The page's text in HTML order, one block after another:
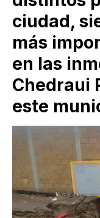
ciudad,
más
en las
Chedraui
este